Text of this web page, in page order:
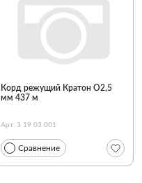
Корд режущий Кратон O2,5
мм 437 м
Арт. 3 19 03 001
Сравнение